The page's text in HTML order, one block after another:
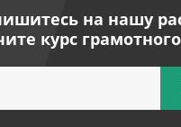
на нашу
курс